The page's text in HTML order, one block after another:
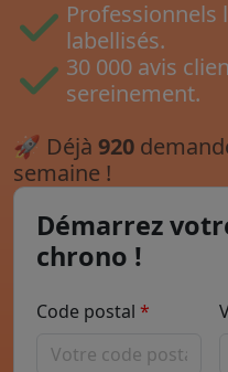
Professionnels
labellisés.
30 000 avis
sereinement.
🚀 Déjà 920
semaine !
Démarrez
chrono !
Code postal